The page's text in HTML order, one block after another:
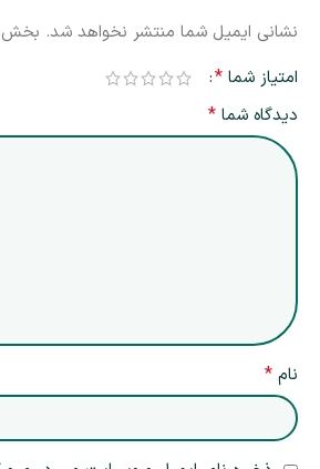
نشانی ایمیل شما منتشر نخواهد شد.
امتیاز شما *
دیدگاه شما *
نام *